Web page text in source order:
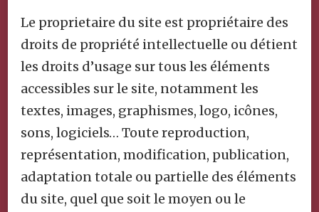
Le proprietaire du site est propriétaire des
droits de propriété intellectuelle ou détient
les droits d’usage sur tous les éléments
accessibles sur le site, notamment les
textes, images, graphismes, logo, icônes,
sons, logiciels… Toute reproduction,
représentation, modification, publication,
adaptation totale ou partielle des éléments
du site, quel que soit le moyen ou le